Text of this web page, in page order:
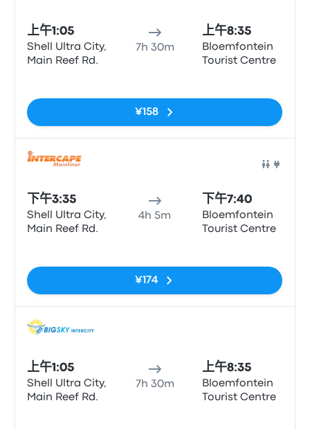
上午1:05
Shell Ultra City,
Main Reef Rd.
7h 30m
上午8:35
Bloemfontein
Tourist Centre
¥158
下午3:35
Shell Ultra City,
Main Reef Rd.
4h 5m
下午7:40
Bloemfontein
Tourist Centre
¥174
上午1:05
Shell Ultra City,
Main Reef Rd.
7h 30m
上午8:35
Bloemfontein
Tourist Centre